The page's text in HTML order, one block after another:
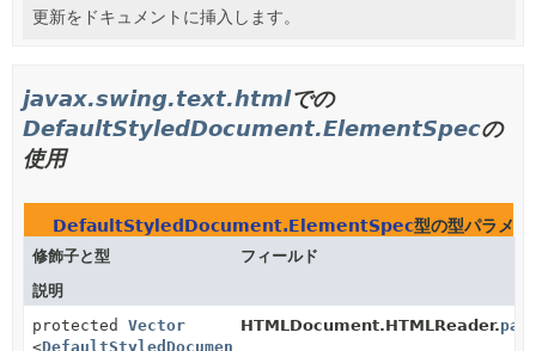
更新をドキュメントに挿入します。
javax.swing.text.htmlでの
DefaultStyledDocument.ElementSpecの
使用
DefaultStyledDocument.ElementSpec型の型パラメー
修飾子と型
フィールド
説明
protected Vector
<DefaultStyledDocument.ElementSpec
HTMLDocument.HTMLReader.